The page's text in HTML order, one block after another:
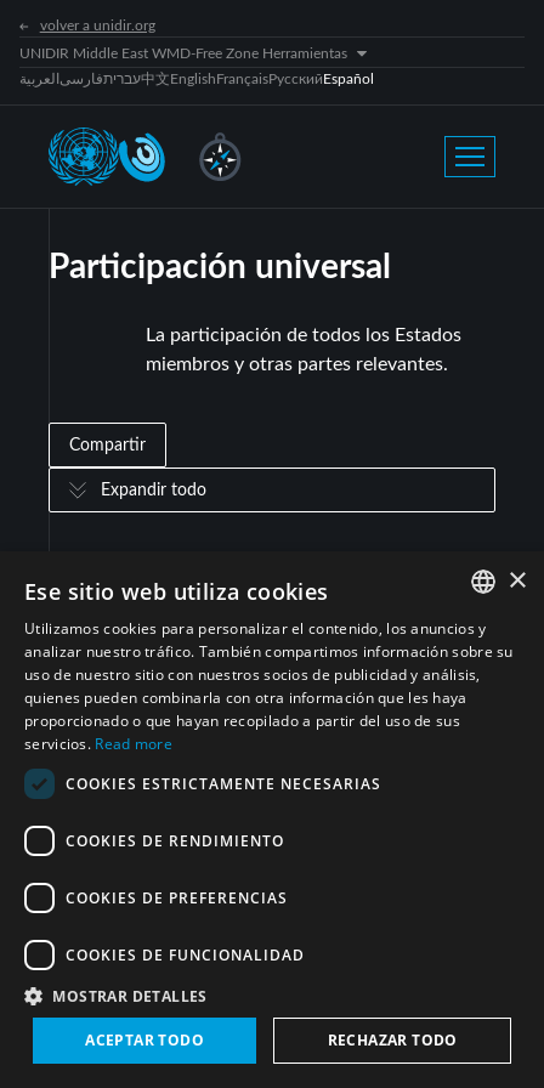
volver a unidir.org
UNIDIR Middle East WMD-Free Zone Herramientas
العربية فارسیעברית中文EnglishFrançaisРусскийEspañol
Participación universal
La participación de todos los Estados
miembros y otras partes relevantes.
Compartir
Expandir todo
Irán (República Islámica del) (7)
Francia (5)
Sudán (6)
Jordania (4)
Djibouti (1)
Estados Unidos de América (6)
ENGLISH
ARABIC
PERSIAN
×
Ese sitio web utiliza cookies
Utilizamos cookies para personalizar el contenido, los anuncios y
analizar nuestro tráfico. También compartimos información sobre su
uso de nuestro sitio con nuestros socios de publicidad y análisis,
quienes pueden combinarla con otra información que les haya
proporcionado o que hayan recopilado a partir del uso de sus
servicios. Read more
COOKIES ESTRICTAMENTE NECESARIAS
COOKIES DE RENDIMIENTO
COOKIES DE PREFERENCIAS
COOKIES DE FUNCIONALIDAD
MOSTRAR DETALLES
ACEPTAR TODO RECHAZAR TODO